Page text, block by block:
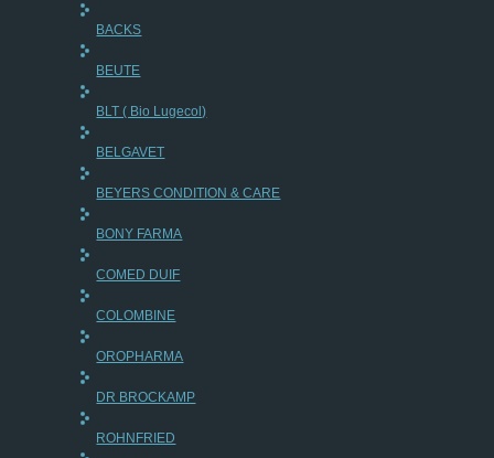
BACKS
BEUTE
BLT ( Bio Lugecol)
BELGAVET
BEYERS CONDITION & CARE
BONY FARMA
COMED DUIF
COLOMBINE
OROPHARMA
DR BROCKAMP
ROHNFRIED